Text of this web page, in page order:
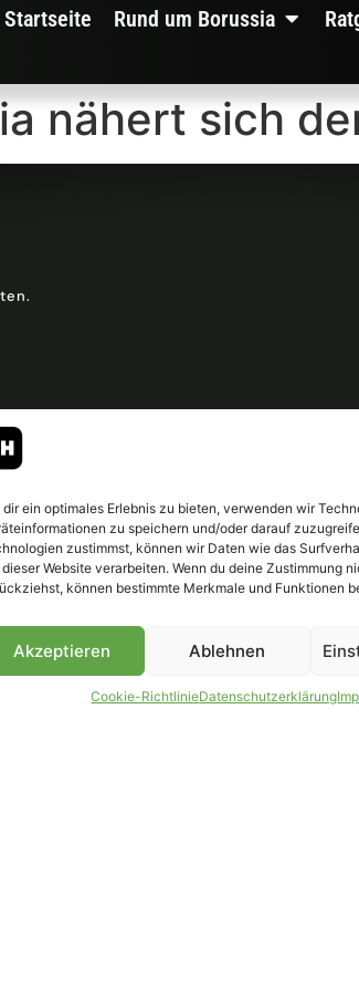
dir ein optimales Erlebnis zu bieten, verwenden wir
zu speichern und/oder darauf
zustimmst, können wir Daten wie das
Website verarbeiten. Wenn du deine Zustimmung
können bestimmte Merkmale und Funktionen
Akzeptieren Ablehnen
Cookie-RichtlinieDatenschutzerklärung
Startseite Rund um Borussia
nähert sich